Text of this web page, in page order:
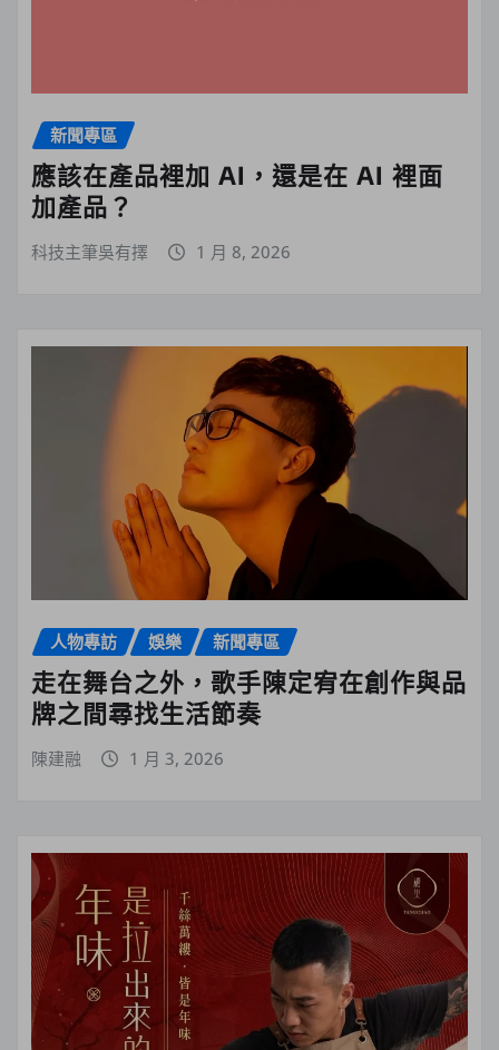
新聞專區
應該在產品裡加 AI，還是在 AI 裡面
加產品？
科技主筆吳有擇 1 月 8, 2026
人物專訪 娛樂 新聞專區
走在舞台之外，歌手陳定宥在創作與品
牌之間尋找生活節奏
陳建融 1 月 3, 2026